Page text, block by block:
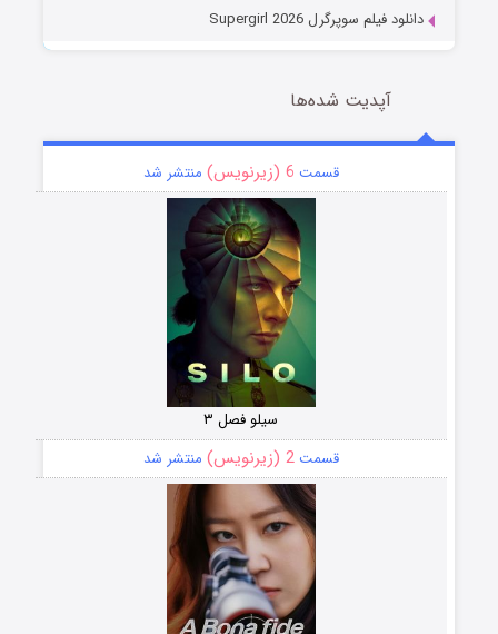
دانلود فیلم سوپرگرل Supergirl 2026
آپدیت شده‌ها
قسمت 6 (زیرنویس) منتشر شد
سیلو فصل ۳
قسمت2 (زیرنویس) منتشر شد